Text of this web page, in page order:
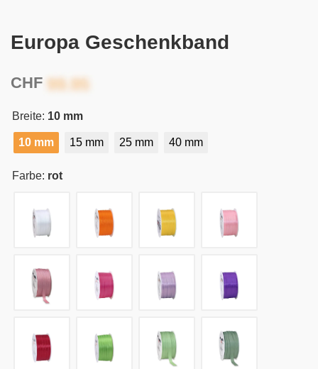
Europa Geschenkband
CHF
Breite: 10 mm
10 mm 15 mm 25 mm 40 mm
Farbe: rot